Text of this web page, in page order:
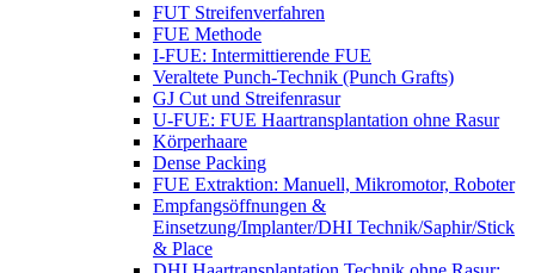
FUT Streifenverfahren
FUE Methode
I-FUE: Intermittierende FUE
Veraltete Punch-Technik (Punch Grafts)
GJ Cut und Streifenrasur
U-FUE: FUE Haartransplantation ohne Rasur
Körperhaare
Dense Packing
FUE Extraktion: Manuell, Mikromotor, Roboter
Empfangsöffnungen &
Einsetzung/Implanter/DHI Technik/Saphir/Stick
& Place